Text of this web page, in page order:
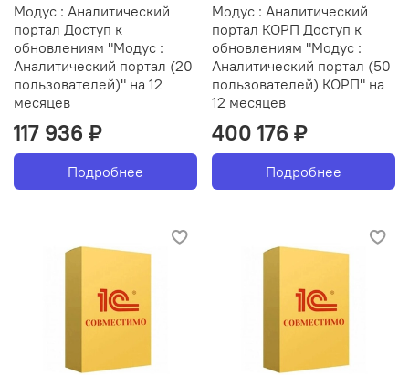
Модус : Аналитический
портал Доступ к
обновлениям "Модус :
Аналитический портал (20
пользователей)" на 12
месяцев
117 936 ₽
Подробнее
Модус : Аналитический
портал КОРП Доступ к
обновлениям "Модус :
Аналитический портал (50
пользователей) КОРП" на
12 месяцев
400 176 ₽
Подробнее